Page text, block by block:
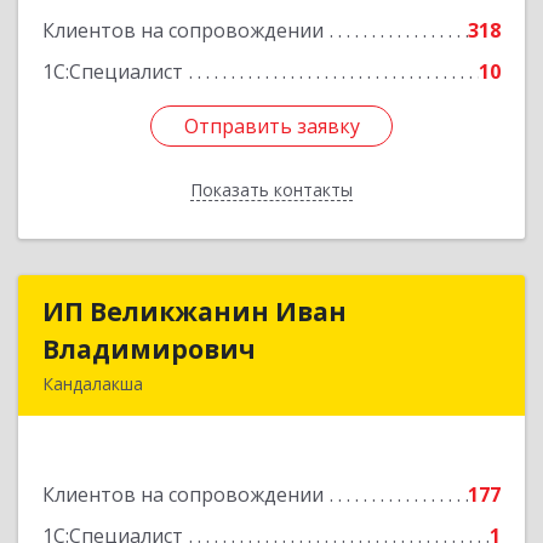
Клиентов на сопровождении
318
1С:Специалист
10
Отправить заявку
Показать контакты
Отправить заявку
Назад
ИП Великжанин Иван
Владимирович
Кандалакша
Клиентов на сопровождении
177
1С:Специалист
1
ИП Великжанин Иван
Подробнее